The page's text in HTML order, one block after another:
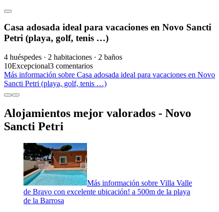
Casa adosada ideal para vacaciones en Novo Sancti
Petri (playa, golf, tenis …)
4 huéspedes · 2 habitaciones · 2 baños
10Excepcional3 comentarios
Más información sobre Casa adosada ideal para vacaciones en Novo
Sancti Petri (playa, golf, tenis …)
Alojamientos mejor valorados - Novo
Sancti Petri
Más información sobre Villa Valle
de Bravo con excelente ubicación! a 500m de la playa
de la Barrosa